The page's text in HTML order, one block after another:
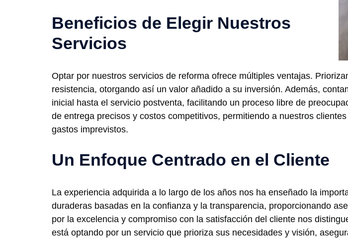
Beneficios de Elegir Nuestros
Servicios
Optar por nuestros servicios de reforma ofrece múltiples ventajas.
resistencia, otorgando así un valor añadido a su inversión. Además,
inicial hasta el servicio postventa, facilitando un proceso libre de
de entrega precisos y costos competitivos, permitiendo a nuestros
gastos imprevistos.
Un Enfoque Centrado en el Cliente
La experiencia adquirida a lo largo de los años nos ha enseñado la
duraderas basadas en la confianza y la transparencia, proporcionando
por la excelencia y compromiso con la satisfacción del cliente nos
está optando por un servicio que prioriza sus necesidades y visión,